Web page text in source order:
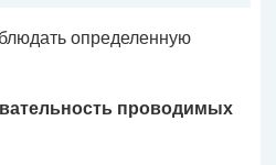
определенную
проводимых